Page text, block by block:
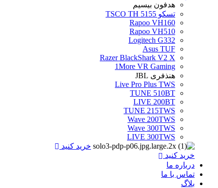
هدفون بیسیم
تسکو TSCO TH 5155
Rapoo VH160
Rapoo VH510
Logitech G332
Asus TUF
Razer BlackShark V2 X
1More VR Gaming
هنذفری JBL
Live Pro Plus TWS
TUNE 510BT
LIVE 200BT
TUNE 215TWS
Wave 200TWS
Wave 300TWS
LIVE 300TWS
خرید کنید
خرید کنید
درباره ما
تماس با ما
بلاگ